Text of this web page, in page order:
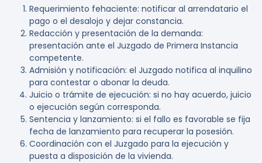
Requerimiento fehaciente: notificar al arrendatario el
pago o el desalojo y dejar constancia.
Redacción y presentación de la demanda:
presentación ante el Juzgado de Primera Instancia
competente.
Admisión y notificación: el Juzgado notifica al inquilino
para contestar o abonar la deuda.
Juicio o trámite de ejecución: si no hay acuerdo, juicio
o ejecución según corresponda.
Sentencia y lanzamiento: si el fallo es favorable se fija
fecha de lanzamiento para recuperar la posesión.
Coordinación con el Juzgado para la ejecución y
puesta a disposición de la vivienda.